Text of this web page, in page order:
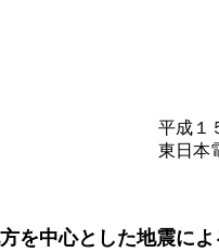
平成１
東日本
を中心とした地震によ